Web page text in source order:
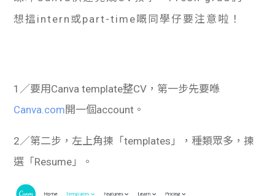
想搵intern或part-time嘅同學仔要注意啦！
1／要用Canva template整CV，第一步先要喺
Canva.com 開一個account。
2／第二步，左上角揀「templates」，種類眾多，揀
選「Resume」。